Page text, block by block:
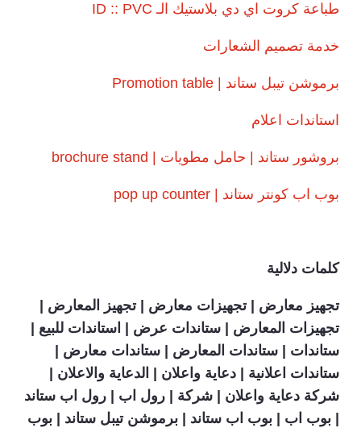
طباعة كروت اي دي بلاستيك الـ ID :: PVC
خدمة تصميم الشعارات
برموشن تيبل ستاند | Promotion table
استاندات اعلام
بروشور ستاند | حامل مطويات | brochure stand
بوب اب كونتر ستاند | pop up counter
كلمات دلالية
تجهيز معارض | تجهيزات معارض | تجهيز المعارض |
تجهيزات المعارض | ستاندات عرض | استاندات للبيع |
ستاندات | ستاندات المعارض | ستاندات معارض |
ستاندات اعلانية | دعاية واعلان | الدعاية والاعلان |
شركة دعاية واعلان | شركة | رول اب | رول اب ستاند
| بوب اب | بوب اب ستاند | برموشن تيبل ستاند | بوب